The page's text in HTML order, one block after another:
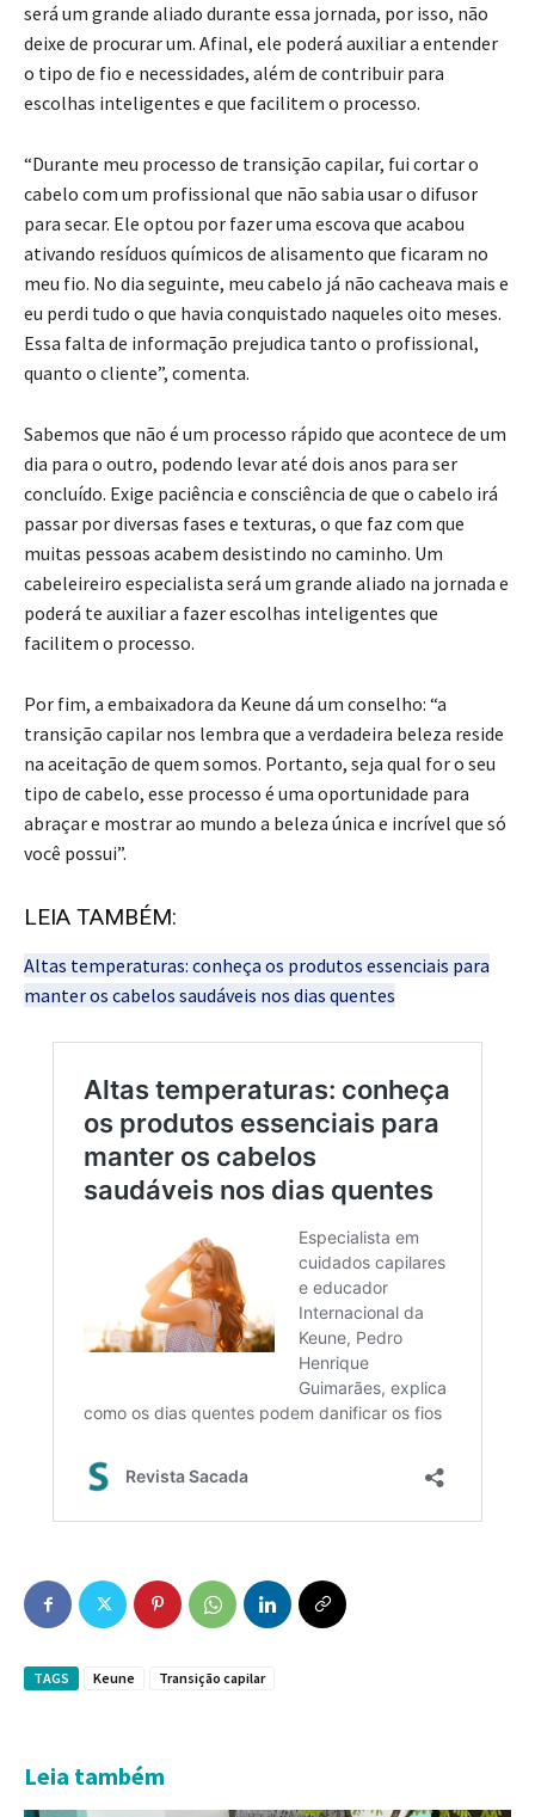
será um grande aliado durante essa jornada, por isso, não
deixe de procurar um. Afinal, ele poderá auxiliar a entender
o tipo de fio e necessidades, além de contribuir para
escolhas inteligentes e que facilitem o processo.
“Durante meu processo de transição capilar, fui cortar o
cabelo com um profissional que não sabia usar o difusor
para secar. Ele optou por fazer uma escova que acabou
ativando resíduos químicos de alisamento que ficaram no
meu fio. No dia seguinte, meu cabelo já não cacheava mais e
eu perdi tudo o que havia conquistado naqueles oito meses.
Essa falta de informação prejudica tanto o profissional,
quanto o cliente”, comenta.
Sabemos que não é um processo rápido que acontece de um
dia para o outro, podendo levar até dois anos para ser
concluído. Exige paciência e consciência de que o cabelo irá
passar por diversas fases e texturas, o que faz com que
muitas pessoas acabem desistindo no caminho. Um
cabeleireiro especialista será um grande aliado na jornada e
poderá te auxiliar a fazer escolhas inteligentes que
facilitem o processo.
Por fim, a embaixadora da Keune dá um conselho: “a
transição capilar nos lembra que a verdadeira beleza reside
na aceitação de quem somos. Portanto, seja qual for o seu
tipo de cabelo, esse processo é uma oportunidade para
abraçar e mostrar ao mundo a beleza única e incrível que só
você possui”.
LEIA TAMBÉM:
Altas temperaturas: conheça os produtos essenciais para
manter os cabelos saudáveis nos dias quentes
TAGS Keune Transição capilar
Leia também